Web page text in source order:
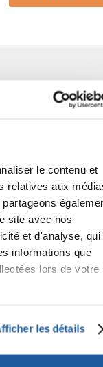
le contenu et
relatives aux
site avec nos
et d'analyse, qui
informations que
lors de votre
les détails